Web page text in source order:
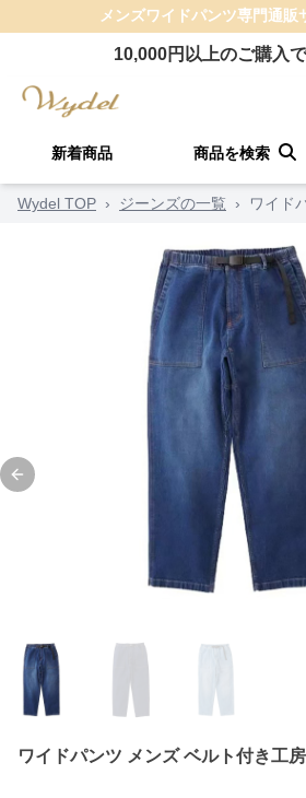
メンズワイドパンツ専門通販
10,000円以上のご購入
新着商品 商品を検索
Wydel TOP › ジーンズの一覧 › ワイド
Previous slide
ワイドパンツ メンズ ベルト付き工